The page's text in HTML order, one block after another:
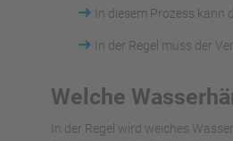
➜ In diesem Prozess
➜ In der Regel muss der
Welche
In der Regel wird weiches